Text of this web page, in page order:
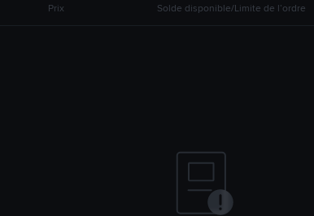
Prix Solde disponible/Limite de l’ordre